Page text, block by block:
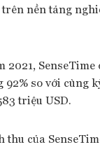
trên nền tảng
2021, SenseTime
92% so với cùng
triệu USD.
thu của